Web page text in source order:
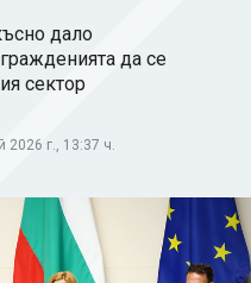
дало
да се
сектор
2026 г., 13:37 ч.